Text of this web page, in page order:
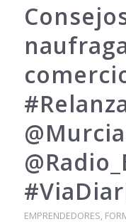
EMPRENDEDORES,